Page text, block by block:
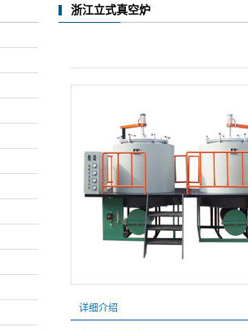
浙
浙
浙
浙
浙
浙
浙
浙江立式真空炉
详细介绍